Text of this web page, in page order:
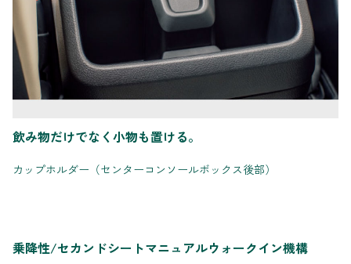
飲み物だけでなく小物も置ける。
カップホルダー（センターコンソールボックス後部）
乗降性/セカンドシートマニュアルウォークイン機構